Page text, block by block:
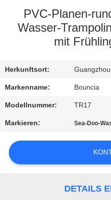
FABRIK-
AUSFLUG
TRETEN
SIE
MIT
IN
VERBINDUNG
PVC-Planen-
Wasser-
mit
Herkunftsort:
Markenname: Bouncia
Modellnummer: TR17
Markieren: Sea-Doo-
DETAILS